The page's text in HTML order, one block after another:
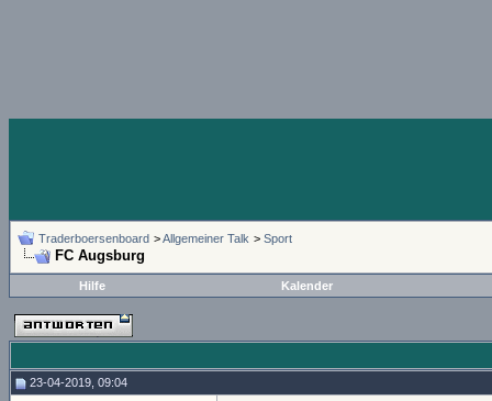
Traderboersenboard >Allgemeiner Talk > Sport
FC Augsburg
Hilfe Kalender
23-04-2019, 09:04